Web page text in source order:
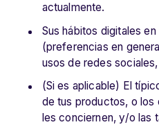
actualmente.
Sus hábitos digitales
(preferencias en
usos de redes
(Si es aplicable) El
de tus productos, o
les conciernen, y/o las